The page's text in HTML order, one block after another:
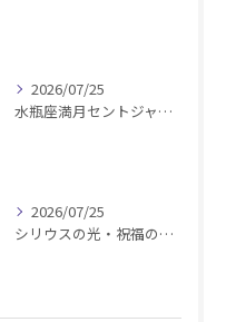
2026/07/25
水瓶座満月セントジャーメインGSVF遠隔お知らせ
2026/07/25
シリウスの光・祝福の波動チャージ遠隔お知らせ〜銀河新年〜